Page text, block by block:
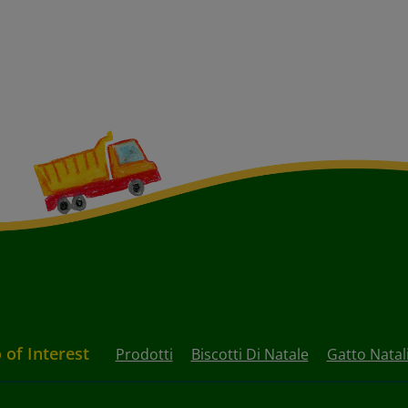
of Interest Prodotti Biscotti Di Natale Gatto